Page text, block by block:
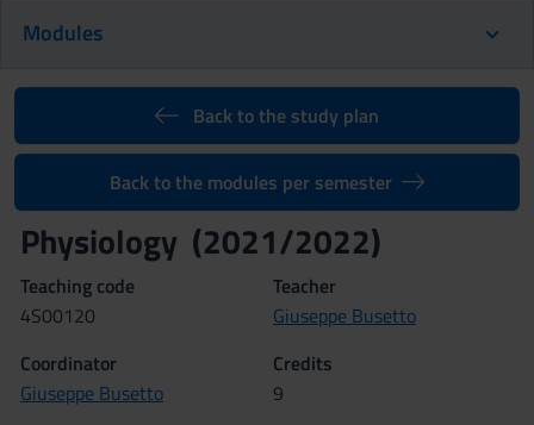
Modules
Back to the study plan
Back to the modules per semester
Physiology (2021/2022)
Teaching code
4S00120
Teacher
Giuseppe Busetto
Coordinator
Giuseppe Busetto
Credits
9